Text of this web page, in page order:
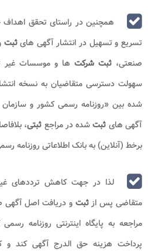
همچنین در راستای تحقق اهداف
تسریع و تسهیل در انتشار آگهی هایثبت
صنعتی، ثبت شرکت ها و موسسات غیر
سهولت دسترسی متقاضیان به نسخه
شده بین «روزنامه رسمی کشور و سازمان
آگهی های ثبتشده در مراجع ثبتی،
برخط (آنلاین) به بانک اطلاعاتی روزنامه
لذا در جهت کاهش ترددهای
متقاضی پس ازثبتو دریافت اصل آگهی
پرداخت هزینه حق الدرج آگهی کند و